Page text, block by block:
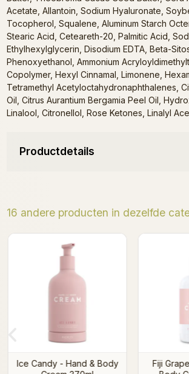
Acetate, Allantoin, Sodium Hyaluronate,
Tocopherol, Squalene, Aluminum Starch
Stearic Acid, Ceteareth-20, Palmitic Acid,
Ethylhexylglycerin, Disodium EDTA, Beta-
Phenoxyethanol, Ammonium
Copolymer, Hexyl Cinnamal, Limonene,
Tetramethyl Acetyloctahydronaphthalenes,
Oil, Citrus Aurantium Bergamia Peel Oil,
Linalool, Citronellol, Rose Ketones, Linalyl
Productdetails
16 andere producten in dezelfde
Mango Sticky Rice - Hand
& Body Cream 370ml